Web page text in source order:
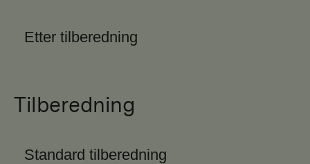
Etter tilberedning
Tilberedning
Standard tilberedning